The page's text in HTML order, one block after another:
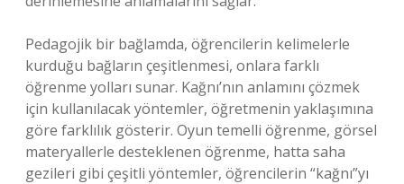
Pedagojik bir bağlamda, öğrencilerin kelimelerle
kurduğu bağların çeşitlenmesi, onlara farklı
öğrenme yolları sunar. Kağnı’nın anlamını çözmek
için kullanılacak yöntemler, öğretmenin yaklaşımına
göre farklılık gösterir. Oyun temelli öğrenme, görsel
materyallerle desteklenen öğrenme, hatta saha
gezileri gibi çeşitli yöntemler, öğrencilerin “kağnı”yı